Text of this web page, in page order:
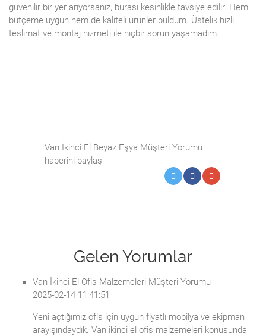
güvenilir bir yer arıyorsanız, burası kesinlikle tavsiye edilir. Hem
bütçeme uygun hem de kaliteli ürünler buldum. Üstelik hızlı
teslimat ve montaj hizmeti ile hiçbir sorun yaşamadım.
Van İkinci El Beyaz Eşya Müşteri Yorumu
haberini paylaş
Gelen Yorumlar
Van İkinci El Ofis Malzemeleri Müşteri Yorumu
2025-02-14 11:41:51
Yeni açtığımız ofis için uygun fiyatlı mobilya ve ekipman
arayışındaydık. Van ikinci el ofis malzemeleri konusunda